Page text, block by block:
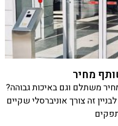
מחיר
משתלם וגם באיכות גבוהה?
זה צורך אוניברסלי שקיים